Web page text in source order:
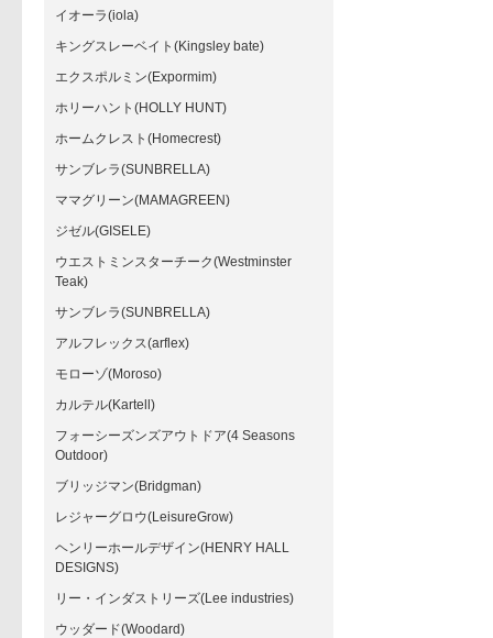
イオーラ(iola)
キングスレーベイト(Kingsley bate)
エクスポルミン(Expormim)
ホリーハント(HOLLY HUNT)
ホームクレスト(Homecrest)
サンブレラ(SUNBRELLA)
ママグリーン(MAMAGREEN)
ジゼル(GISELE)
ウエストミンスターチーク(Westminster
Teak)
サンブレラ(SUNBRELLA)
アルフレックス(arflex)
モローゾ(Moroso)
カルテル(Kartell)
フォーシーズンズアウトドア(4 Seasons
Outdoor)
ブリッジマン(Bridgman)
レジャーグロウ(LeisureGrow)
ヘンリーホールデザイン(HENRY HALL
DESIGNS)
リー・インダストリーズ(Lee industries)
ウッダード(Woodard)